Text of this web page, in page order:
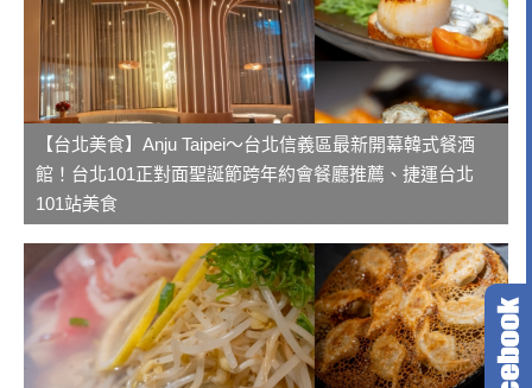
【台北美食】Anju Taipei～台北信義區最新開幕韓式餐酒
館！台北101正對面聖誕節跨年約會餐廳推薦、捷運台北
101站美食